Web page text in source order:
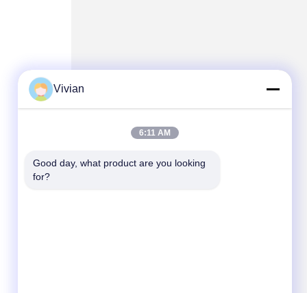
Vivian
6:11 AM
Good day, what product are you looking
for?